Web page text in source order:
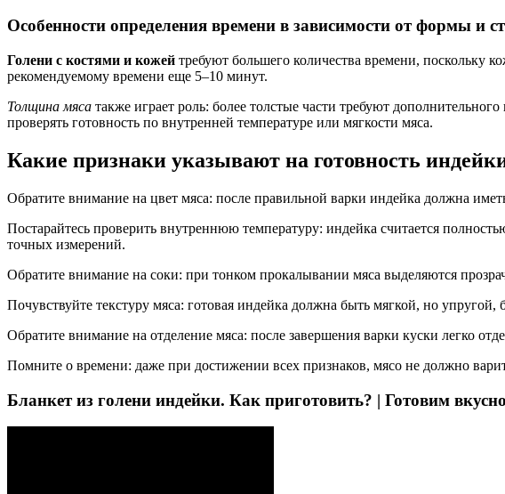
Особенности определения времени в зависимости от формы и
Голени с костями и кожей требуют большего количества времени, поскольку
рекомендуемому времени еще 5–10 минут.
Толщина мяса также играет роль: более толстые части требуют
проверять готовность по внутренней температуре или мягкости мяса.
Какие признаки указывают на готовность
Обратите внимание на цвет мяса: после правильной варки индейка должна
Постарайтесь проверить внутреннюю температуру: индейка считается
точных измерений.
Обратите внимание на соки: при тонком прокалывании мяса выделяются
Почувствуйте текстуру мяса: готовая индейка должна быть мягкой, но
Обратите внимание на отделение мяса: после завершения варки куски легко
Помните о времени: даже при достижении всех признаков, мясо не должно
Бланкет из голени индейки. Как приготовить? | Готовим вкусно